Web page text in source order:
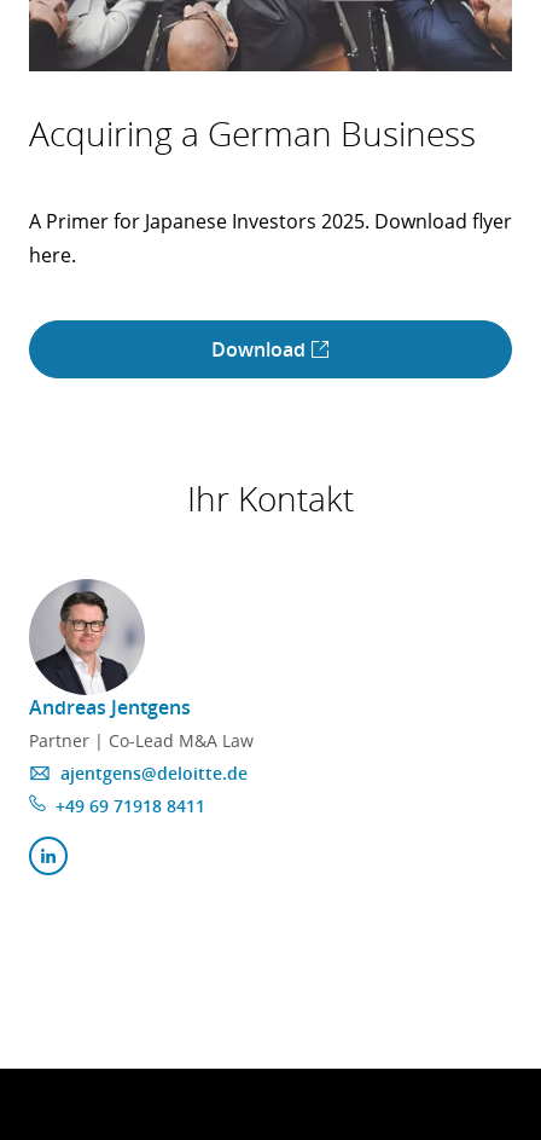
Acquiring a German Business
A Primer for Japanese Investors 2025. Download flyer
here.
Download
Ihr Kontakt
Andreas Jentgens
Partner | Co-Lead M&A Law
ajentgens@deloitte.de
+49 69 71918 8411